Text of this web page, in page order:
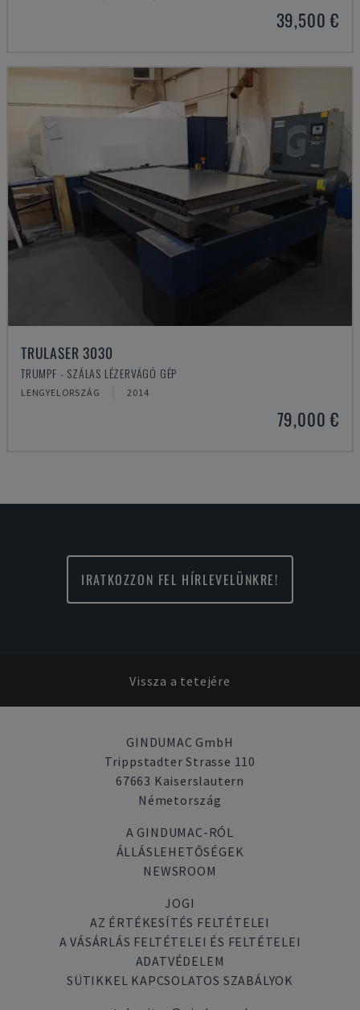
39,500 €
TRULASER 3030
TRUMPF - SZÁLAS LÉZERVÁGÓ GÉP
LENGYELORSZÁG 2014
79,000 €
IRATKOZZON FEL HÍRLEVELÜNKRE!
Vissza a tetejére
GINDUMAC GmbH
Trippstadter Strasse 110
67663 Kaiserslautern
Németország
A GINDUMAC-RÓL
ÁLLÁSLEHETŐSÉGEK
NEWSROOM
JOGI
AZ ÉRTÉKESÍTÉS FELTÉTELEI
A VÁSÁRLÁS FELTÉTELEI ÉS FELTÉTELEI
ADATVÉDELEM
SÜTIKKEL KAPCSOLATOS SZABÁLYOK